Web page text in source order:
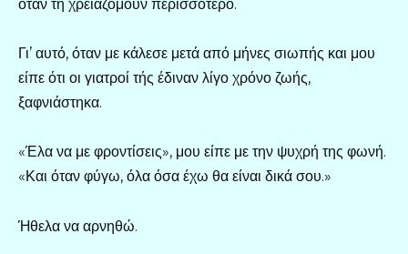
όταν τη χρειαζόμουν περισσότερο.
Γι’ αυτό, όταν με κάλεσε μετά από μήνες σιωπής και μου
είπε ότι οι γιατροί τής έδιναν λίγο χρόνο ζωής,
ξαφνιάστηκα.
«Έλα να με φροντίσεις», μου είπε με την ψυχρή της φωνή.
«Και όταν φύγω, όλα όσα έχω θα είναι δικά σου.»
Ήθελα να αρνηθώ.